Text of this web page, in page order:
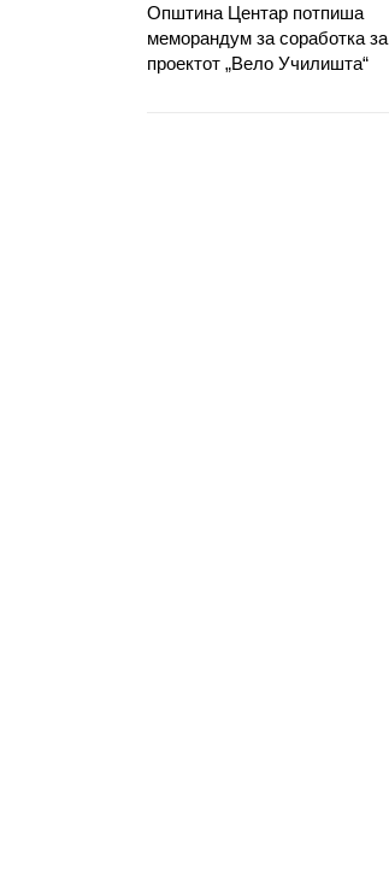
Општина Центар потпиша
меморандум за соработка за
проектот „Вело Училишта“